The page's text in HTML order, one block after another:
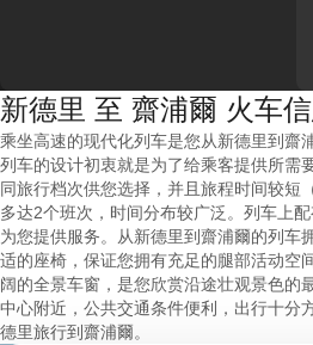
新德里 至 齋浦爾 火车
乘坐高速的现代化列车是您从新德里到齋
列车的设计初衷就是为了给乘客提供所需
同旅行档次供您选择，并且旅程时间较短
多达2个班次，时间分布较广泛。列车上
为您提供服务。从新德里到齋浦爾的列车
适的座椅，保证您拥有充足的腿部活动空
阔的全景车窗，是您欣赏沿途壮观景色的
中心附近，公共交通条件便利，出行十分
德里旅行到齋浦爾。